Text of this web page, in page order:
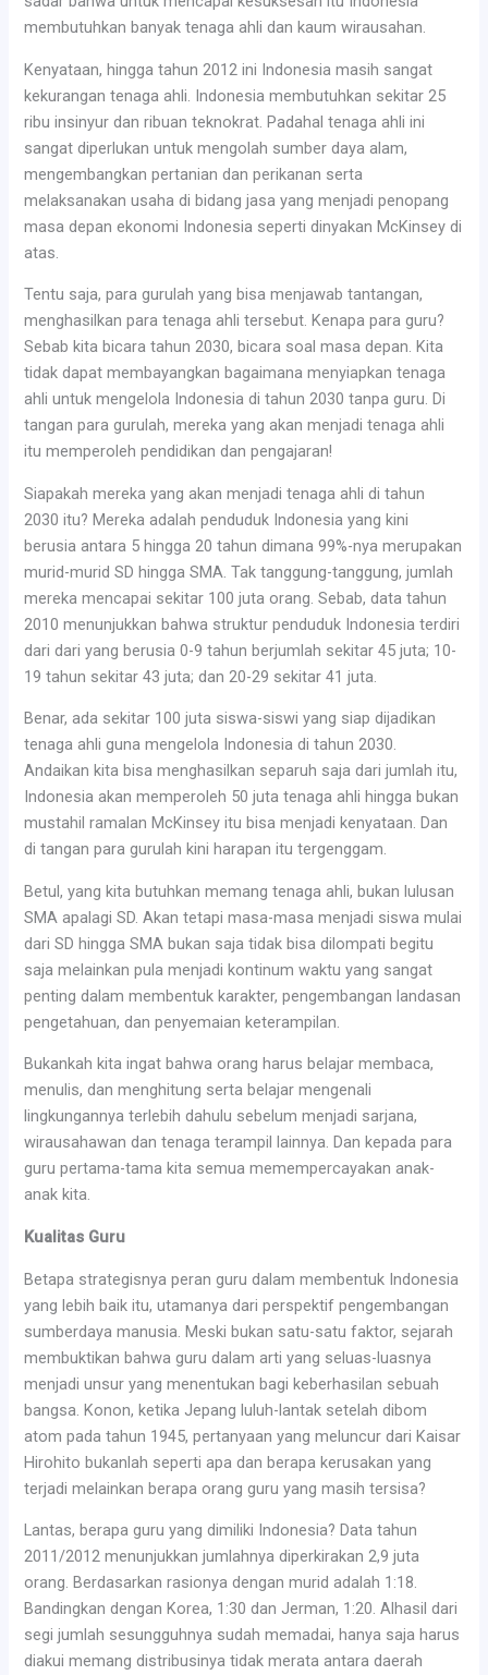
membutuhkan banyak tenaga ahli dan kaum wirausahan.
Kenyataan, hingga tahun 2012 ini Indonesia masih sangat
kekurangan tenaga ahli. Indonesia membutuhkan sekitar 25
ribu insinyur dan ribuan teknokrat. Padahal tenaga ahli ini
sangat diperlukan untuk mengolah sumber daya alam,
mengembangkan pertanian dan perikanan serta
melaksanakan usaha di bidang jasa yang menjadi penopang
masa depan ekonomi Indonesia seperti dinyakan McKinsey di
atas.
Tentu saja, para gurulah yang bisa menjawab tantangan,
menghasilkan para tenaga ahli tersebut. Kenapa para guru?
Sebab kita bicara tahun 2030, bicara soal masa depan. Kita
tidak dapat membayangkan bagaimana menyiapkan tenaga
ahli untuk mengelola Indonesia di tahun 2030 tanpa guru. Di
tangan para gurulah, mereka yang akan menjadi tenaga ahli
itu memperoleh pendidikan dan pengajaran!
Siapakah mereka yang akan menjadi tenaga ahli di tahun
2030 itu? Mereka adalah penduduk Indonesia yang kini
berusia antara 5 hingga 20 tahun dimana 99%-nya merupakan
murid-murid SD hingga SMA. Tak tanggung-tanggung, jumlah
mereka mencapai sekitar 100 juta orang. Sebab, data tahun
2010 menunjukkan bahwa struktur penduduk Indonesia terdiri
dari dari yang berusia 0-9 tahun berjumlah sekitar 45 juta; 10-
19 tahun sekitar 43 juta; dan 20-29 sekitar 41 juta.
Benar, ada sekitar 100 juta siswa-siswi yang siap dijadikan
tenaga ahli guna mengelola Indonesia di tahun 2030.
Andaikan kita bisa menghasilkan separuh saja dari jumlah itu,
Indonesia akan memperoleh 50 juta tenaga ahli hingga bukan
mustahil ramalan McKinsey itu bisa menjadi kenyataan. Dan
di tangan para gurulah kini harapan itu tergenggam.
Betul, yang kita butuhkan memang tenaga ahli, bukan lulusan
SMA apalagi SD. Akan tetapi masa-masa menjadi siswa mulai
dari SD hingga SMA bukan saja tidak bisa dilompati begitu
saja melainkan pula menjadi kontinum waktu yang sangat
penting dalam membentuk karakter, pengembangan landasan
pengetahuan, dan penyemaian keterampilan.
Bukankah kita ingat bahwa orang harus belajar membaca,
menulis, dan menghitung serta belajar mengenali
lingkungannya terlebih dahulu sebelum menjadi sarjana,
wirausahawan dan tenaga terampil lainnya. Dan kepada para
guru pertama-tama kita semua memempercayakan anak-
anak kita.
Kualitas Guru
Betapa strategisnya peran guru dalam membentuk Indonesia
yang lebih baik itu, utamanya dari perspektif pengembangan
sumberdaya manusia. Meski bukan satu-satu faktor, sejarah
membuktikan bahwa guru dalam arti yang seluas-luasnya
menjadi unsur yang menentukan bagi keberhasilan sebuah
bangsa. Konon, ketika Jepang luluh-lantak setelah dibom
atom pada tahun 1945, pertanyaan yang meluncur dari Kaisar
Hirohito bukanlah seperti apa dan berapa kerusakan yang
terjadi melainkan berapa orang guru yang masih tersisa?
Lantas, berapa guru yang dimiliki Indonesia? Data tahun
2011/2012 menunjukkan jumlahnya diperkirakan 2,9 juta
orang. Berdasarkan rasionya dengan murid adalah 1:18.
Bandingkan dengan Korea, 1:30 dan Jerman, 1:20. Alhasil dari
segi jumlah sesungguhnya sudah memadai, hanya saja harus
diakui memang distribusinya tidak merata antara daerah